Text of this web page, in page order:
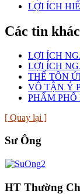
LỢI ÍCH
Các tin khác
LỢI ÍCH
LỢI ÍCH
THẾ TÔN
VÔ TẬN Ý
PHẨM
[ Quay lại ]
Sư Ông
HT Thường